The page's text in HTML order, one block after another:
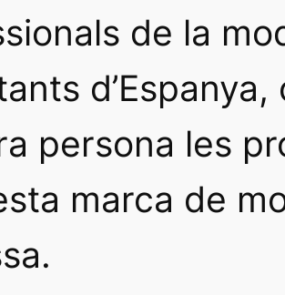
de la
persona les
marca de